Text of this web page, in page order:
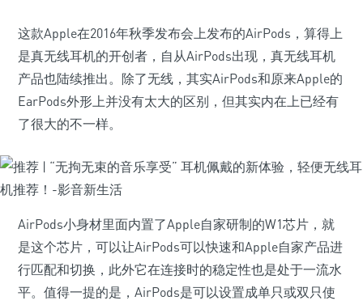
这款Apple在2016年秋季发布会上发布的AirPods，算得上
是真无线耳机的开创者，自从AirPods出现，真无线耳机
产品也陆续推出。除了无线，其实AirPods和原来Apple的
EarPods外形上并没有太大的区别，但其实内在上已经有
了很大的不一样。
AirPods小身材里面内置了Apple自家研制的W1芯片，就
是这个芯片，可以让AirPods可以快速和Apple自家产品进
行匹配和切换，此外它在连接时的稳定性也是处于一流水
平。值得一提的是，AirPods是可以设置成单只或双只使